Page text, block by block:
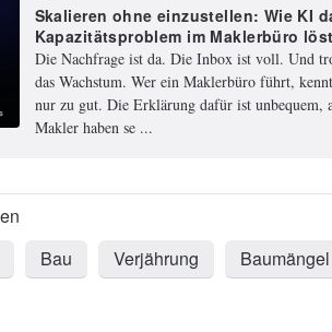
Skalieren ohne einzustellen: Wie KI
Kapazitätsproblem im Maklerbüro
Die Nachfrage ist da. Die Inbox ist voll. Und
das Wachstum. Wer ein Maklerbüro führt,
nur zu gut. Die Erklärung dafür ist unbequem,
Makler haben se ...
Bau Verjährung Baumängel